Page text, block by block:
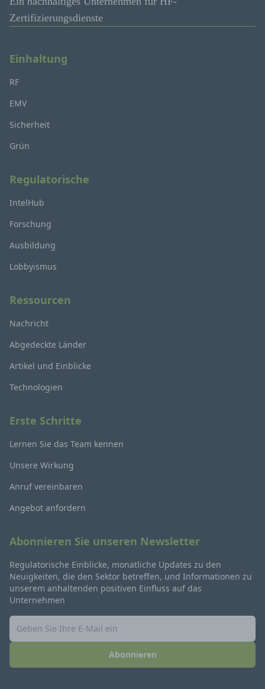
Zertifizierungsdienste
Einhaltung
RF
EMV
Sicherheit
Grün
Regulatorische
IntelHub
Forschung
Ausbildung
Lobbyismus
Ressourcen
Nachricht
Abgedeckte Länder
Artikel und Einblicke
Technologien
Erste Schritte
Lernen Sie das Team kennen
Unsere Wirkung
Anruf vereinbaren
Angebot anfordern
Abonnieren Sie unseren Newsletter
Regulatorische Einblicke, monatliche Updates zu den
Neuigkeiten, die den Sektor betreffen, und Informationen zu
unserem anhaltenden positiven Einfluss auf das
Unternehmen
Abonnieren